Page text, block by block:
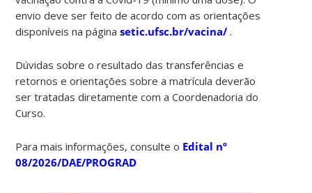
envio deve ser feito de acordo com as orientações
disponíveis na páginasetic.ufsc.br/vacina/ .
Dúvidas sobre o resultado das transferências e
retornos e orientações sobre a matrícula deverão
ser tratadas diretamente com a Coordenadoria do
Curso.
Para mais informações, consulte o Edital nº
08/2026/DAE/PROGRAD